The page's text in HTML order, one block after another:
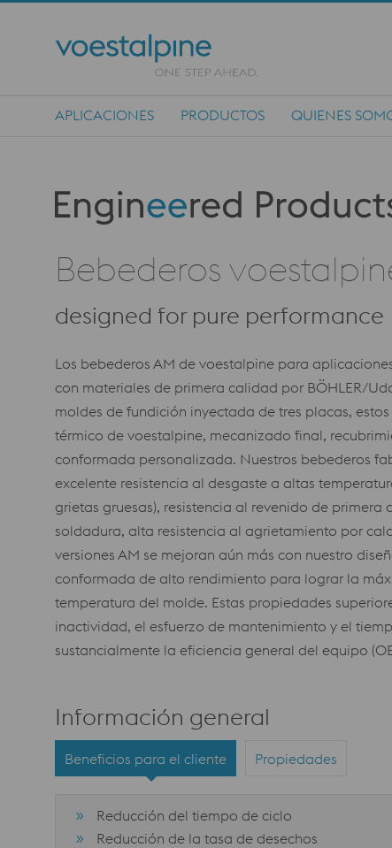
APLICACIONES PRODUCTOS QUIENES
Produktkategorie: Engineered Products
Bebederos
designed for pure performance
Los bebederos AM de voestalpine para
con materiales de primera calidad por BÖHLER/
moldes de fundición inyectada de tres placas,
térmico de voestalpine, mecanizado final,
conformada personalizada. Nuestros bebederos
excelente resistencia al desgaste a altas
grietas gruesas), resistencia al revenido de
soldadura, alta resistencia al agrietamiento por
versiones AM se mejoran aún más con nuestro
conformada de alto rendimiento para lograr la
temperatura del molde. Estas propiedades
inactividad, el esfuerzo de mantenimiento y el
sustancialmente la eficiencia general del equipo
Información general
Beneficios para el cliente Propiedades
Reducción del tiempo de ciclo
Reducción de la tasa de desechos